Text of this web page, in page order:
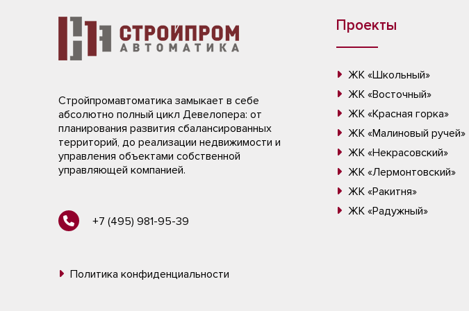
Стройпромавтоматика замыкает в себе
абсолютно полный цикл Девелопера: от
планирования развития сбалансированных
территорий, до реализации недвижимости и
управления объектами собственной
управляющей компанией.
+7 (495) 981-95-39
Политика конфиденциальности
Проекты
ЖК «Школьный»
ЖК «Восточный»
ЖК «Красная горка»
ЖК «Малиновый ручей»
ЖК «Некрасовский»
ЖК «Лермонтовский»
ЖК «Ракитня»
ЖК «Радужный»